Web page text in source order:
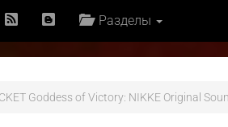
Разделы
Goddess of Victory: NIKKE Original